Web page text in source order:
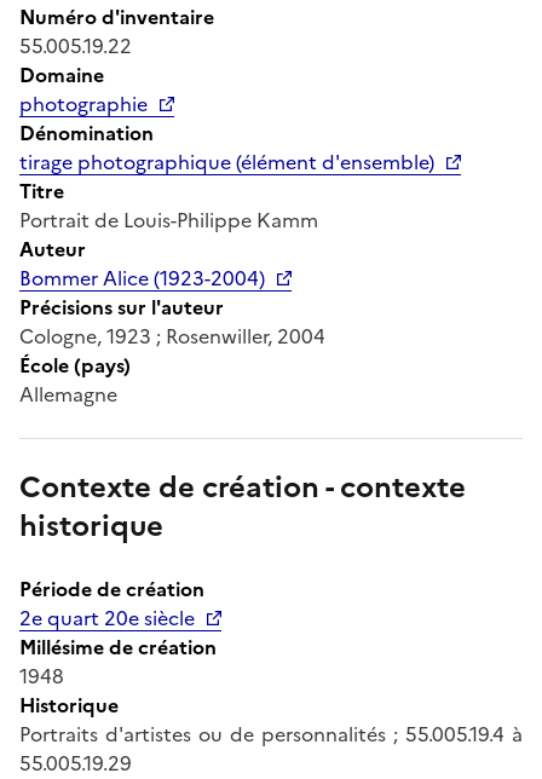
Numéro d'inventaire
55.005.19.22
Domaine
photographie
Dénomination
tirage photographique (élément d'ensemble)
Titre
Portrait de Louis-Philippe Kamm
Auteur
Bommer Alice (1923-2004)
Précisions sur l'auteur
Cologne, 1923 ; Rosenwiller, 2004
École (pays)
Allemagne
Contexte de création - contexte
historique
Période de création
2e quart 20e siècle
Millésime de création
1948
Historique
Portraits d'artistes ou de personnalités ; 55.005.19.4 à
55.005.19.29